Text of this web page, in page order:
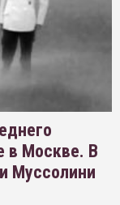
в Москве. В
Муссолини